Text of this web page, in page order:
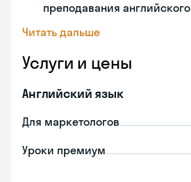
преподавания английского
Читать дальше
Услуги и цены
Английский язык
Для маркетологов
Уроки премиум